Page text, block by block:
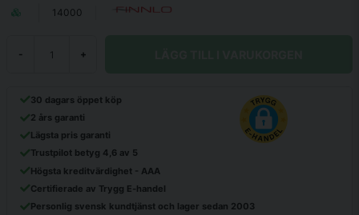
14000
- +
30 dagars öppet köp
2 års garanti
Lägsta pris garanti
Trustpilot betyg 4,6 av 5
Högsta kreditvärdighet - AAA
Certifierade av Trygg E-handel
Personlig svensk kundtjänst och lager sedan 2003